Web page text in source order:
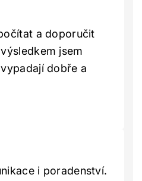
a doporučit
jsem
dobře a
i poradenství.